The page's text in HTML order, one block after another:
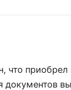
что
документов